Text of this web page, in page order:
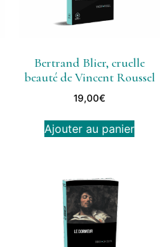
Bertrand Blier, cruelle
beauté de Vincent Roussel
19,00€
Ajouter au panier